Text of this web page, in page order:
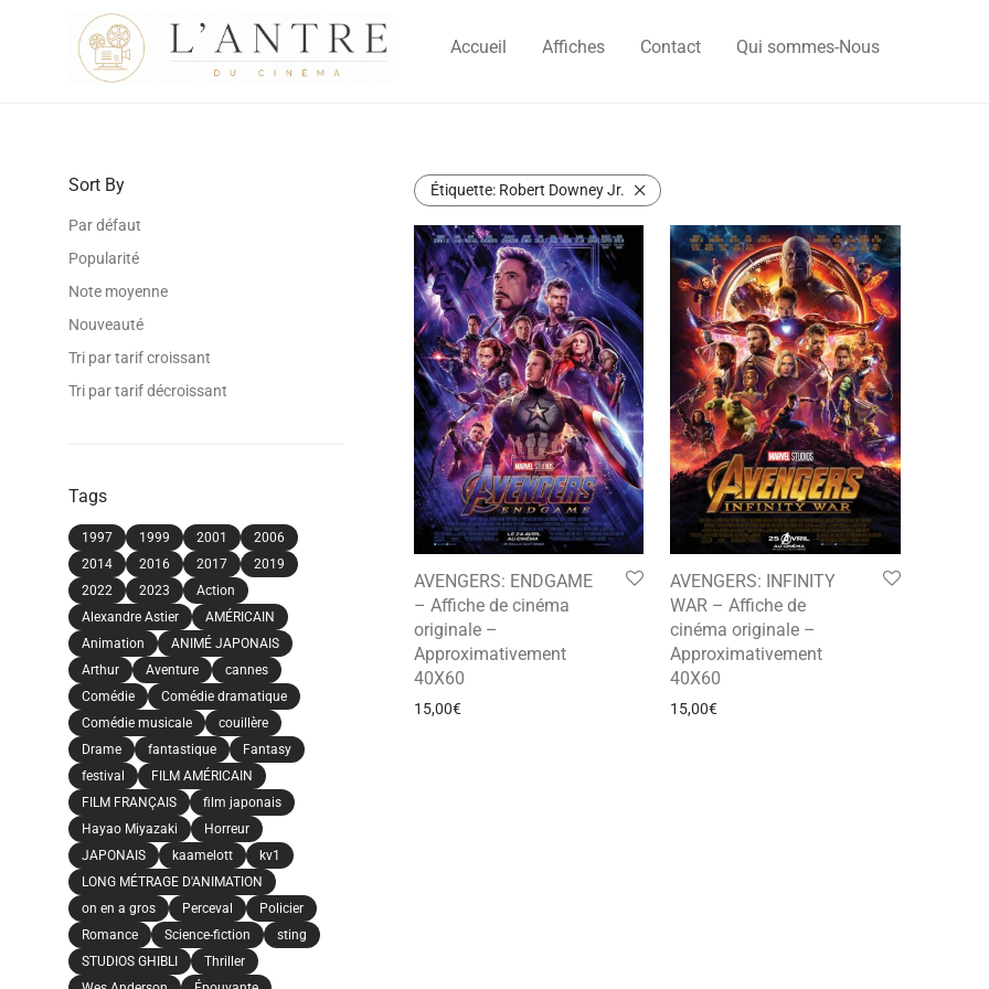
Accueil Affiches Contact Qui sommes-Nous
Sort By
Par défaut
Popularité
Note moyenne
Nouveauté
Tri par tarif croissant
Tri par tarif décroissant
Tags
1997 1999 2001
2006
2014
2016 2017
2019
2022
2023
Action
Alexandre Astier
AMÉRICAIN
Animation
ANIMÉ JAPONAIS
Arthur
Aventure
cannes
Comédie
Comédie dramatique
Comédie musicale
couillère
Drame
fantastique
Fantasy
festival
FILM AMÉRICAIN
FILM FRANÇAIS
film japonais
Hayao Miyazaki
Horreur
JAPONAIS
kaamelott
kv1
LONG MÉTRAGE D'ANIMATION
on en a gros
Perceval
Policier
Romance
Science-fiction
sting
STUDIOS GHIBLI
Thriller
Étiquette: Robert Downey Jr.
AVENGERS: ENDGAME
– Affiche de cinéma
originale –
Approximativement
40X60
15,00€
AVENGERS: INFINITY
WAR – Affiche de
cinéma originale –
Approximativement
40X60
15,00€